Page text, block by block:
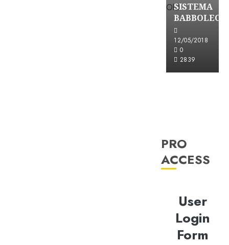
SISTEMA
BABBOLEO
12/05/2018
0
2839
PRO
ACCESS
User
Login
Form